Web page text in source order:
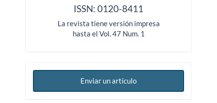
ISSN: 0120-8411
La revista tiene versión impresa
hasta el Vol. 47 Num. 1
Enviar un artículo